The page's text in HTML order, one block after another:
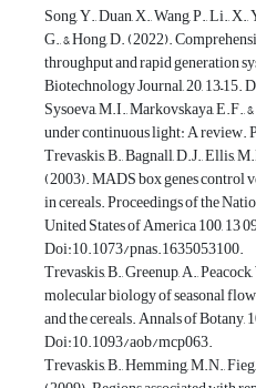
Song, Y., Duan, X., Wang, P., Li.,
G., & Hong, D. (2022).
throughput and rapid generation
Biotechnology Journal, 20,
Sysoeva, M.I., Markovskaya, E.F.,
under continuous light: A review.
Trevaskis, B., Bagnall, D.J., Ellis,
(2003). MADS box genes
in cereals. Proceedings of the
United States of America 100, 13
Doi:10.1073/pnas.1635053100.
Trevaskis, B., Greenup, A.,
molecular biology of seasonal
and the cereals. Annals of Botany,
Doi:10.1093/aob/mcp063.
Trevaskis, B., Hemming, M.N.,